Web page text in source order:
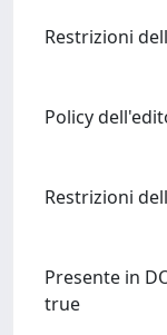
Restrizioni
Policy
Restrizioni
Presente in